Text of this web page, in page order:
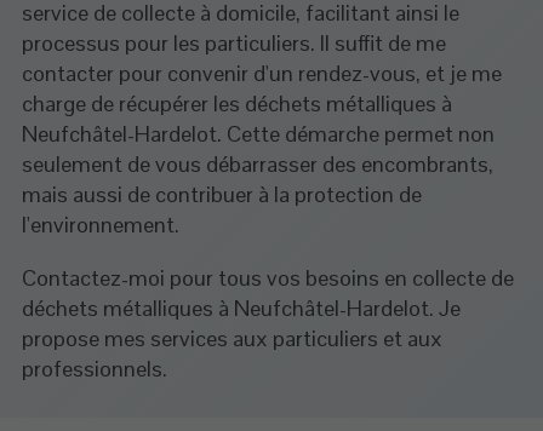
service de collecte à domicile, facilitant ainsi le
processus pour les particuliers. Il suffit de me
contacter pour convenir d'un rendez-vous, et je me
charge de récupérer les déchets métalliques à
Neufchâtel-Hardelot. Cette démarche permet non
seulement de vous débarrasser des encombrants,
mais aussi de contribuer à la protection de
l'environnement.
Contactez-moi pour tous vos besoins en collecte de
déchets métalliques à Neufchâtel-Hardelot. Je
propose mes services aux particuliers et aux
professionnels.